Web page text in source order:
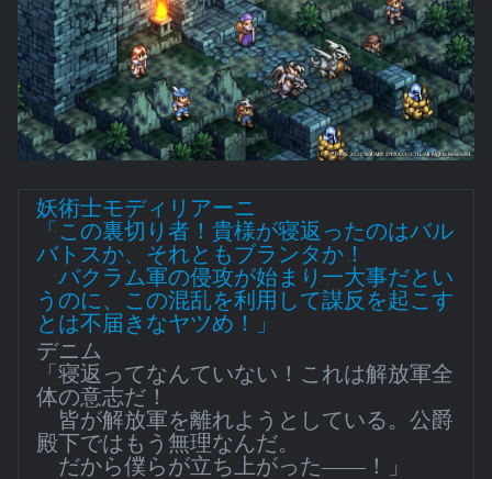
妖術士モディリアーニ
「この裏切り者！貴様が寝返ったのはバル
バトスか、それともブランタか！
バクラム軍の侵攻が始まり一大事だとい
うのに、この混乱を利用して謀反を起こす
とは不届きなヤツめ！」
デニム
「寝返ってなんていない！これは解放軍全
体の意志だ！
皆が解放軍を離れようとしている。公爵
殿下ではもう無理なんだ。
だから僕らが立ち上がった――！」